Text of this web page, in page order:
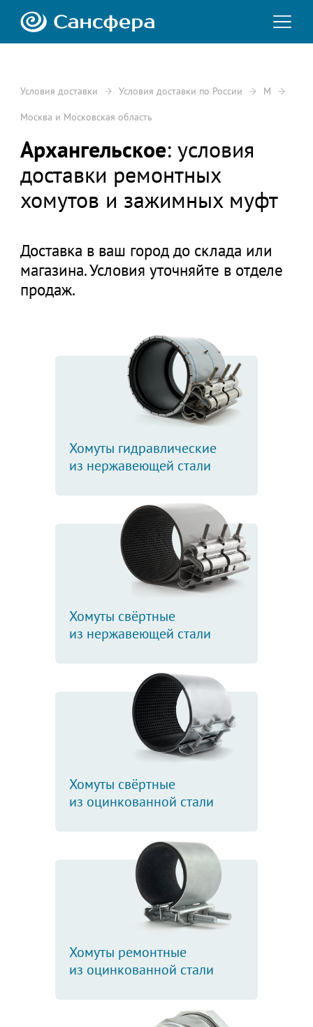
Условия доставки Условия доставки по России М
Москва и Московская область
Архангельское: условия
доставки ремонтных
хомутов и зажимных муфт
Доставка в ваш город до склада или
магазина. Условия уточняйте в отделе
продаж.
Хомуты гидравлические
из нержавеющей стали
Хомуты свёртные
из нержавеющей стали
Хомуты свёртные
из оцинкованной стали
Хомуты ремонтные
из оцинкованной стали